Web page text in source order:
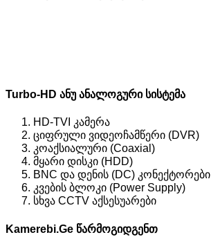
Turbo-HD ანუ ანალოგური სისტემა
HD-TVI კამერა
ციფრული ვიდეოჩამწერი (DVR)
კოაქსიალური (Coaxial)
მყარი დისკი (HDD)
BNC და დენის (DC) კონექტორები
კვების ბლოკი (Power Supply)
სხვა CCTV აქსესუარები
Kamerebi.Ge წარმოგიდგენთ